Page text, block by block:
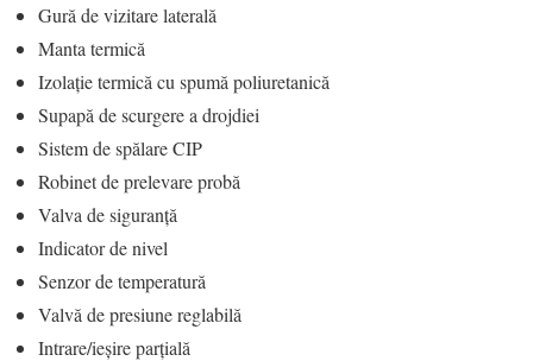
Gură de vizitare laterală
Manta termică
Izolație termică cu spumă poliuretanică
Supapă de scurgere a drojdiei
Sistem de spălare CIP
Robinet de prelevare probă
Valva de siguranță
Indicator de nivel
Senzor de temperatură
Valvă de presiune reglabilă
Intrare/ieșire parțială